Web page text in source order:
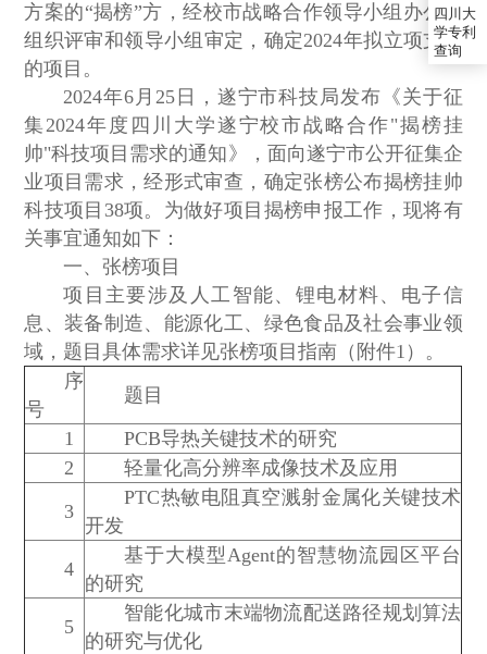
方案的“揭榜”方，经校市战略合作领导小组办公室
组织评审和领导小组审定，确定2024年拟立项支持
的项目。
2024年6月25日，遂宁市科技局发布《关于征
集2024年度四川大学遂宁校市战略合作"揭榜挂
帅"科技项目需求的通知》，面向遂宁市公开征集企
业项目需求，经形式审查，确定张榜公布揭榜挂帅
科技项目38项。为做好项目揭榜申报工作，现将有
关事宜通知如下：
一、张榜项目
项目主要涉及人工智能、锂电材料、电子信
息、装备制造、能源化工、绿色食品及社会事业领
域，题目具体需求详见张榜项目指南（附件1）。
序
号
题目
1
PCB导热关键技术的研究
2
轻量化高分辨率成像技术及应用
3
PTC热敏电阻真空溅射金属化关键技术
开发
4
基于大模型Agent的智慧物流园区平台
的研究
5
智能化城市末端物流配送路径规划算法
的研究与优化
四川大
学专利
查询